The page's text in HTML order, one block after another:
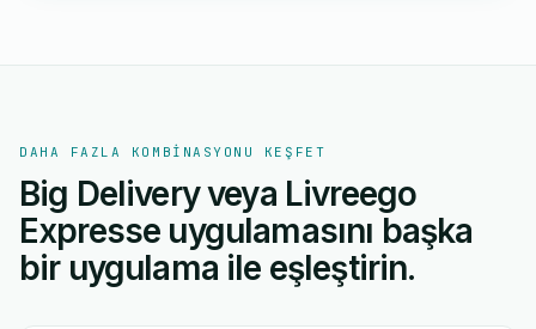
DAHA FAZLA KOMBINASYONU KEŞFET
Big Delivery veya Livreego
Expresse uygulamasını başka
bir uygulama ile eşleştirin.